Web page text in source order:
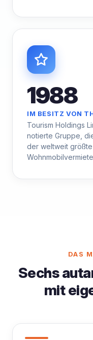
1988
IM BESITZ VON
Tourism Holdings
notierte Gruppe,
der weltweit
DAS
Sechs
mit